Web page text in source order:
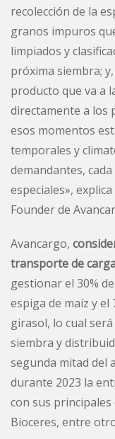
recolección de la
granos impuros
limpiados y
próxima siembra;
producto que va a
directamente a los
esos momentos
temporales y
demandantes,
especiales»,
Founder de
Avancargo,
transporte de
gestionar el 30%
espiga de maíz y el
girasol, lo cual
siembra y
segunda mitad del
durante 2023 la
con sus principales
Bioceres, entre